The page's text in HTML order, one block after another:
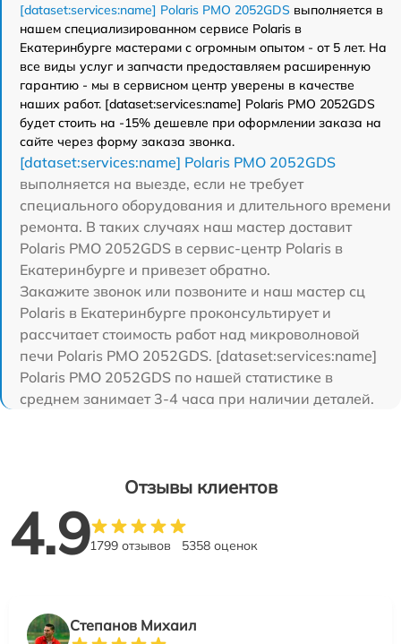
[dataset:services:name] Polaris PMO 2052GDS выполняется в
нашем специализированном сервисе Polaris в
Екатеринбурге мастерами с огромным опытом - от 5 лет. На
все виды услуг и запчасти предоставляем расширенную
гарантию - мы в сервисном центр уверены в качестве
наших работ. [dataset:services:name] Polaris PMO 2052GDS
будет стоить на -15% дешевле при оформлении заказа на
сайте через форму заказа звонка.
[dataset:services:name] Polaris PMO 2052GDS
выполняется на выезде, если не требует
специального оборудования и длительного времени
ремонта. В таких случаях наш мастер доставит
Polaris PMO 2052GDS в сервис-центр Polaris в
Екатеринбурге и привезет обратно.
Закажите звонок или позвоните и наш мастер сц
Polaris в Екатеринбурге проконсультирует и
рассчитает стоимость работ над микроволновой
печи Polaris PMO 2052GDS. [dataset:services:name]
Polaris PMO 2052GDS по нашей статистике в
среднем занимает 3-4 часа при наличии деталей.
Отзывы клиентов
4.91799 отзывов 5358 оценок
Степанов Михаил